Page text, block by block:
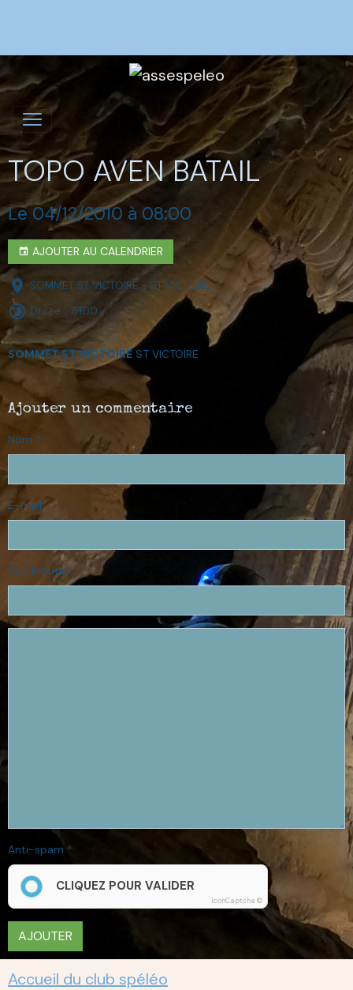
TOPO AVEN BATAIL
Le 04/12/2010 à 08:00
AJOUTER AU CALENDRIER
SOMMET ST VICTOIRE - ST VICTOIRE
Durée : 7H00
SOMMET ST VICTOIREST VICTOIRE
Ajouter un commentaire
Nom
E-mail
Site Internet
Anti-spam
CLIQUEZ POUR VALIDER
IconCaptcha ©
AJOUTER
Accueil du club spéléo